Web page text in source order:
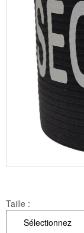
Taille :